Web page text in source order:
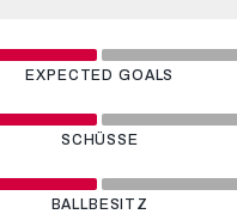
EXPECTED GOALS
SCHÜSSE
BALLBESITZ